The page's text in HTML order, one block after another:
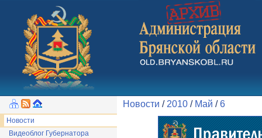
Новости
Видеоблог Губернатора
Новости / 2010 / Май /6